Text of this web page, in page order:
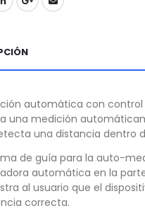
automática con control
una medición
una distancia dentro
de guía para la auto-
automática en la
al usuario que el
correcta.